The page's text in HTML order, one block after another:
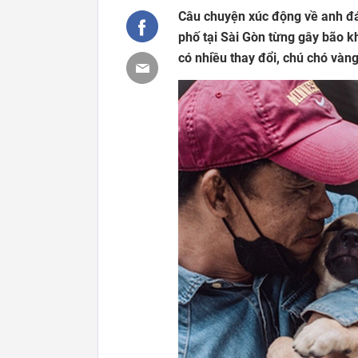
Câu chuyện xúc động về anh
phố tại Sài Gòn từng gây bão
có nhiều thay đổi, chú chó